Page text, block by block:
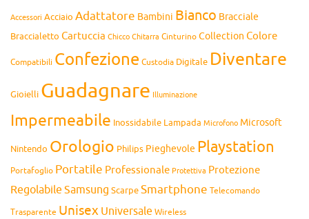
Accessori Acciaio Adattatore Bambini Bianco Bracciale
Braccialetto Cartuccia Chicco Chitarra Cinturino Collection Colore
Compatibili Confezione Custodia Digitale Diventare
Gioielli Guadagnare Illuminazione
Impermeabile Inossidabile Lampada Microfono Microsoft
Nintendo Orologio Philips Pieghevole Playstation
Portafoglio Portatile Professionale Protettiva Protezione
Regolabile Samsung ScarpeSmartphone Telecomando
Trasparente Unisex Universale Wireless